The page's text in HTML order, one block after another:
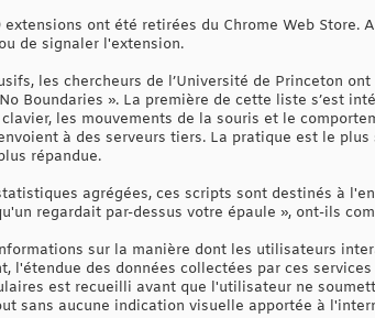
ont été retirées du Chrome Web Store.
de signaler l'extension.
les chercheurs de l’Université de Princeton ont
Boundaries ». La première de cette liste s’est
les mouvements de la souris et le
à des serveurs tiers. La pratique est le plus
répandue.
agrégées, ces scripts sont destinés à
regardait par-dessus votre épaule », ont-ils
sur la manière dont les utilisateurs
l'étendue des données collectées par ces
est recueilli avant que l'utilisateur ne
sans aucune indication visuelle apportée à